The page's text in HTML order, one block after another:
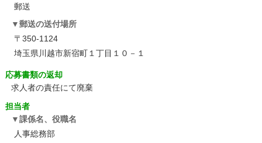
郵送
郵送の送付場所
〒350-1124
埼玉県川越市新宿町１丁目１０－１
応募書類の返却
求人者の責任にて廃棄
担当者
課係名、役職名
人事総務部